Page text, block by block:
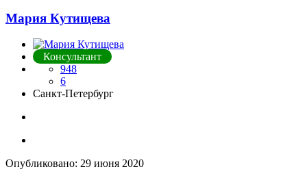
Мария Кутищева
Консультант
948
6
Санкт-Петербург
Опубликовано: 29 июня 2020